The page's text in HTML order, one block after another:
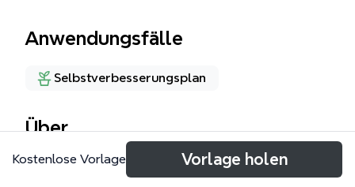
Anwendungsfälle
Selbstverbesserungsplan
Über
この「第四の欲求『承認欲求』を満たす」マインドマ
Kostenlose Vorlage Vorlage holen